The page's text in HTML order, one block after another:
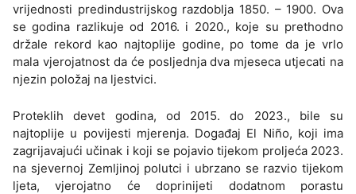
vrijednosti predindustrijskog razdoblja 1850. – 1900. Ova
se godina razlikuje od 2016. i 2020., koje su prethodno
držale rekord kao najtoplije godine, po tome da je vrlo
mala vjerojatnost da će posljednja dva mjeseca utjecati na
njezin položaj na ljestvici.
Proteklih devet godina, od 2015. do 2023., bile su
najtoplije u povijesti mjerenja. Događaj El Niño, koji ima
zagrijavajući učinak i koji se pojavio tijekom proljeća 2023.
na sjevernoj Zemljinoj polutci i ubrzano se razvio tijekom
ljeta, vjerojatno će doprinijeti dodatnom porastu